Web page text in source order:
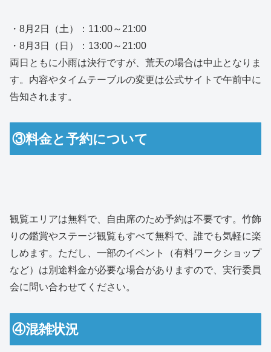
・8月2日（土）：11:00～21:00
・8月3日（日）：13:00～21:00
両日ともに小雨は決行ですが、荒天の場合は中止となりま
す。内容やタイムテーブルの変更は公式サイトで午前中に
告知されます。
③料金と予約について
観覧エリアは無料で、自由席のため予約は不要です。竹飾
りの鑑賞やステージ観覧もすべて無料で、誰でも気軽に楽
しめます。ただし、一部のイベント（有料ワークショップ
など）は別途料金が必要な場合がありますので、実行委員
会に問い合わせてください。
④混雑状況